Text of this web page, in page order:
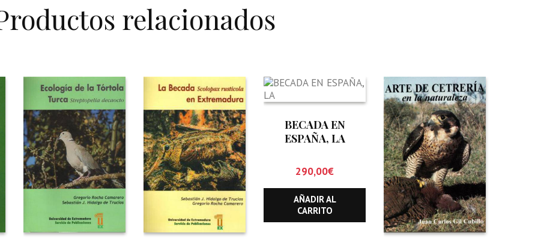
relacionados
BECADA EN
ESPAÑA, LA
290,00€
AÑADIR AL
CARRITO